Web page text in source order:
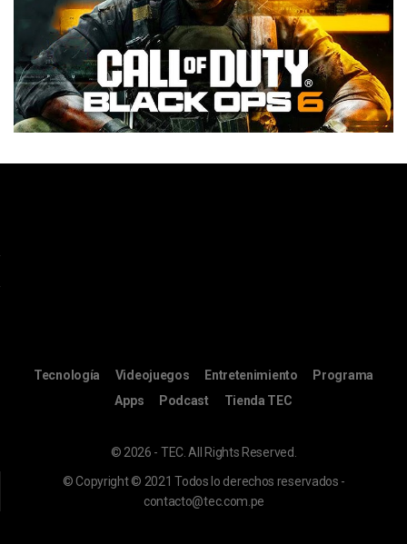
Tecnología Videojuegos Entretenimiento
Programa
Apps
Podcast Tienda TEC
© 2026 - TEC. All Rights Reserved.
© Copyright © 2021 Todos lo derechos reservados -
contacto@tec.com.pe